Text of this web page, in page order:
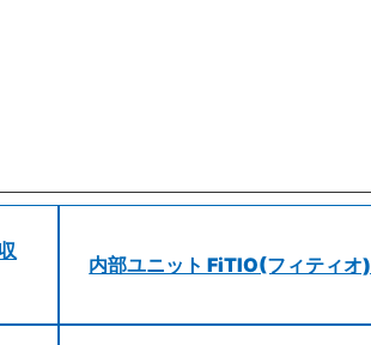
内部ユニット FiTIO(フィティオ)